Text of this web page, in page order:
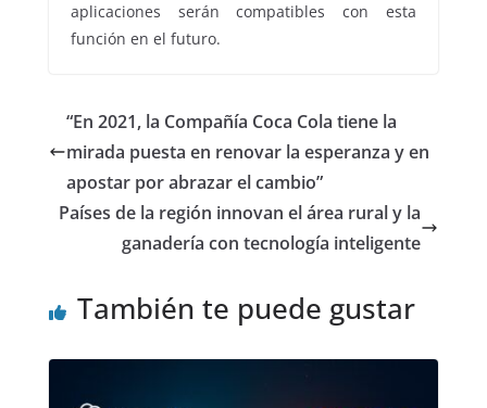
aplicaciones serán compatibles con esta
función en el futuro.
“En 2021, la Compañía Coca Cola tiene la
mirada puesta en renovar la esperanza y en
apostar por abrazar el cambio”
Países de la región innovan el área rural y la
ganadería con tecnología inteligente
También te puede gustar